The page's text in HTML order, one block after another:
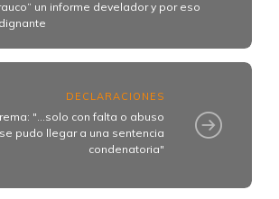
un informe develador y por eso
DECLARACIONES
"...solo con falta o abuso
pudo llegar a una sentencia
condenatoria"